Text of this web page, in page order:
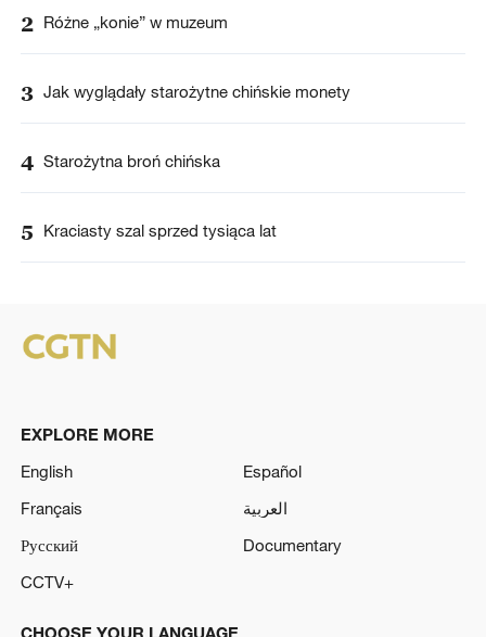
2 Różne „konie” w muzeum
3 Jak wyglądały starożytne chińskie monety
4 Starożytna broń chińska
5 Kraciasty szal sprzed tysiąca lat
EXPLORE MORE
English
Español
Français
العربية
Русский
Documentary
CCTV+
CHOOSE YOUR LANGUAGE